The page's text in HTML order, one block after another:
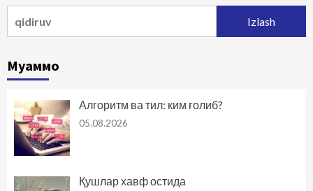
Муаммо
Алгоритм ва тил: ким ғолиб?
05.08.2026
Қушлар хавф остида